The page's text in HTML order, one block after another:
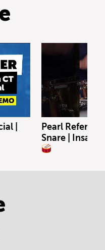
|
Pearl
Snare | Insane